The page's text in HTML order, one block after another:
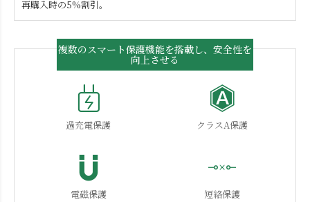
再購入時の5%割引。
複数のスマート保護機能を搭載し、安全性を
向上させる
過充電保護 クラスA保護
電磁保護 短絡保護